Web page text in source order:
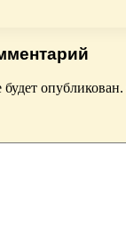
опубликован.